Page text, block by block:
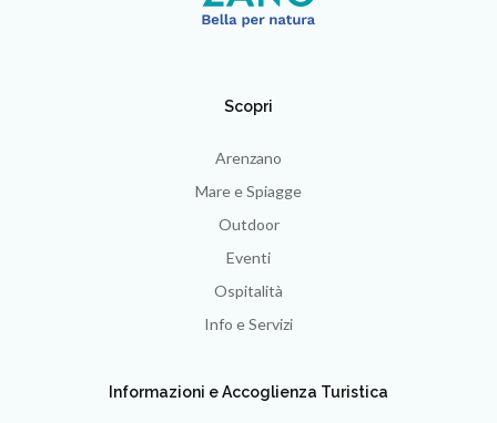
Scopri
Arenzano
Mare e Spiagge
Outdoor
Eventi
Ospitalità
Info e Servizi
Informazioni e Accoglienza Turistica